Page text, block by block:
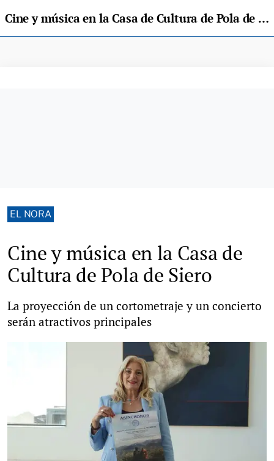
Cine y música en la Casa de Cultura de Pola de Siero
EL NORA
Cine y música en la Casa de
Cultura de Pola de Siero
La proyección de un cortometraje y un concierto
serán atractivos principales